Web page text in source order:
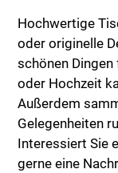
Hochwertige
oder originelle
schönen
oder Hochzeit
Außerdem
Gelegenheiten
Interessiert Sie
gerne eine